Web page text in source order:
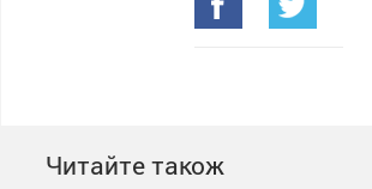
Читайте також